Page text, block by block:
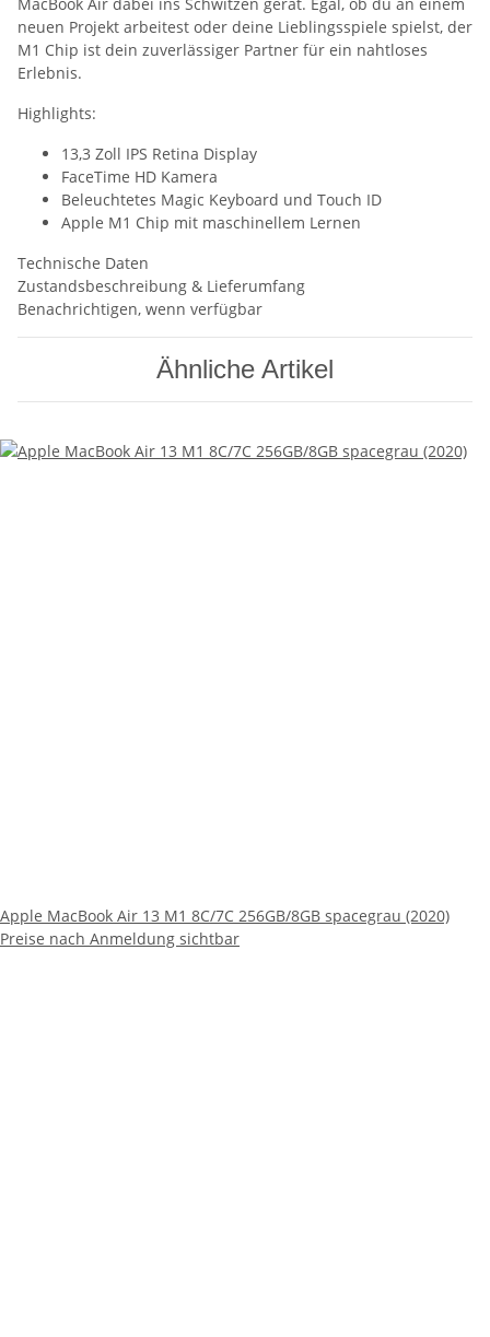
neuen Projekt arbeitest oder deine Lieblingsspiele spielst, der
M1 Chip ist dein zuverlässiger Partner für ein nahtloses
Erlebnis.
Highlights:
13,3 Zoll IPS Retina Display
FaceTime HD Kamera
Beleuchtetes Magic Keyboard und Touch ID
Apple M1 Chip mit maschinellem Lernen
Technische Daten
Zustandsbeschreibung & Lieferumfang
Benachrichtigen, wenn verfügbar
Ähnliche Artikel
Apple MacBook Air 13 M1 8C/7C 256GB/8GB spacegrau (2020)
Preise nach Anmeldung sichtbar